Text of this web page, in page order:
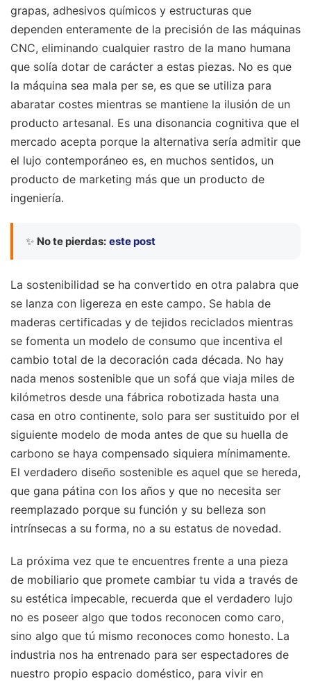
grapas, adhesivos químicos y estructuras que
dependen enteramente de la precisión de las máquinas
CNC, eliminando cualquier rastro de la mano humana
que solía dotar de carácter a estas piezas. No es que
la máquina sea mala per se, es que se utiliza para
abaratar costes mientras se mantiene la ilusión de un
producto artesanal. Es una disonancia cognitiva que el
mercado acepta porque la alternativa sería admitir que
el lujo contemporáneo es, en muchos sentidos, un
producto de marketing más que un producto de
ingeniería.
✨ No te pierdas: este post
La sostenibilidad se ha convertido en otra palabra que
se lanza con ligereza en este campo. Se habla de
maderas certificadas y de tejidos reciclados mientras
se fomenta un modelo de consumo que incentiva el
cambio total de la decoración cada década. No hay
nada menos sostenible que un sofá que viaja miles de
kilómetros desde una fábrica robotizada hasta una
casa en otro continente, solo para ser sustituido por el
siguiente modelo de moda antes de que su huella de
carbono se haya compensado siquiera mínimamente.
El verdadero diseño sostenible es aquel que se hereda,
que gana pátina con los años y que no necesita ser
reemplazado porque su función y su belleza son
intrínsecas a su forma, no a su estatus de novedad.
La próxima vez que te encuentres frente a una pieza
de mobiliario que promete cambiar tu vida a través de
su estética impecable, recuerda que el verdadero lujo
no es poseer algo que todos reconocen como caro,
sino algo que tú mismo reconoces como honesto. La
industria nos ha entrenado para ser espectadores de
nuestro propio espacio doméstico, para vivir en